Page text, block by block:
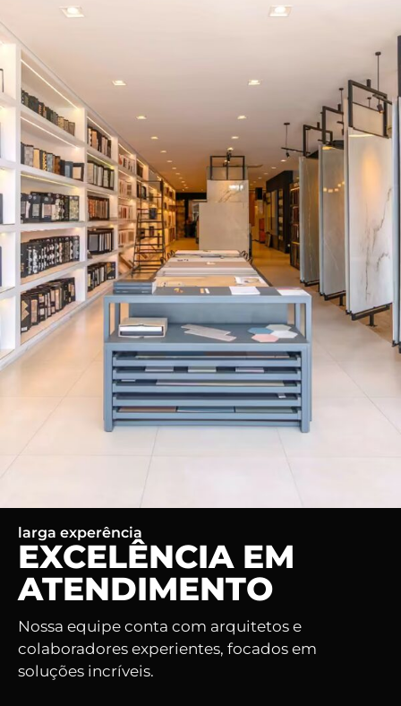
larga experência
EXCELÊNCIA EM
ATENDIMENTO
Nossa equipe conta com arquitetos e
colaboradores experientes, focados em
soluções incríveis.